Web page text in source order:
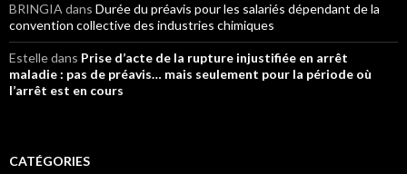
BRINGIA dans Durée du préavis pour les salariés dépendant de la
convention collective des industries chimiques
Estelledans Prise d’acte de la rupture injustifiée en arrêt
maladie : pas de préavis… mais seulement pour la période où
l’arrêt est en cours
CATÉGORIES